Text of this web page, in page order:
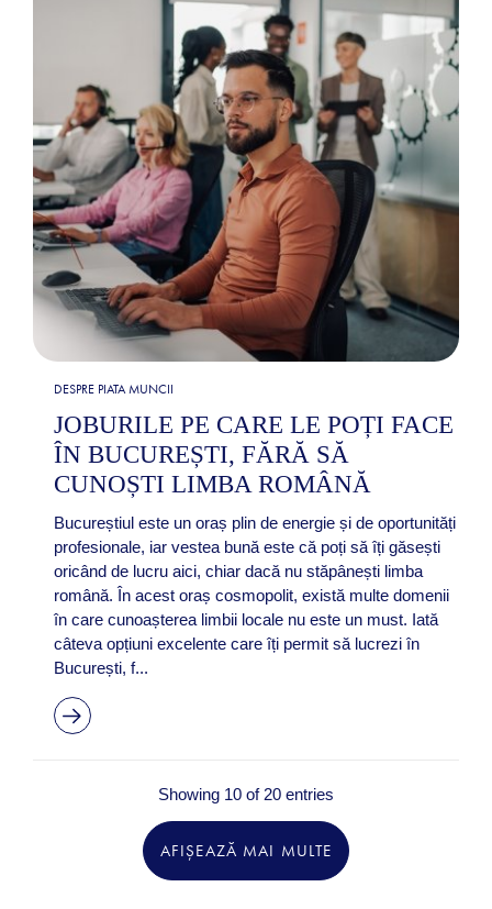
DESPRE PIATA MUNCII
JOBURILE PE CARE LE POȚI FACE
ÎN BUCUREȘTI, FĂRĂ SĂ
CUNOȘTI LIMBA ROMÂNĂ
Bucureștiul este un oraș plin de energie și de oportunități
profesionale, iar vestea bună este că poți să îți găsești
oricând de lucru aici, chiar dacă nu stăpânești limba
română. În acest oraș cosmopolit, există multe domenii
în care cunoașterea limbii locale nu este un must. Iată
câteva opțiuni excelente care îți permit să lucrezi în
București, f...
Showing 10 of 20 entries
AFIȘEAZĂ MAI MULTE